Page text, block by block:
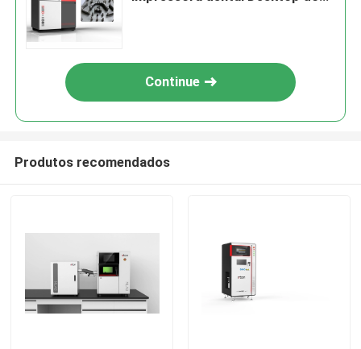
Continue
Produtos recomendados